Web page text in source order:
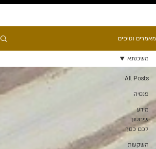
מאמרים וטיפים
All Posts
פנסיה
מידע
שיחסוך
לכם כסף
השקעות
משכנתא